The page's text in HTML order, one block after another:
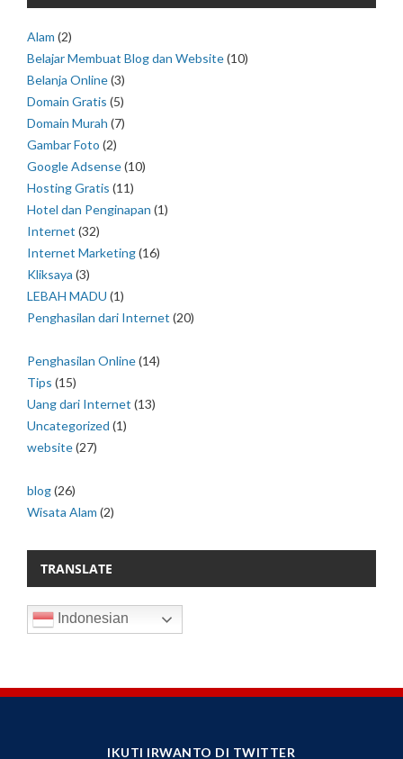
Alam (2)
Belajar Membuat Blog dan Website(10)
Belanja Online(3)
Domain Gratis (5)
Domain Murah (7)
Gambar Foto (2)
Google Adsense(10)
Hosting Gratis (11)
Hotel dan Penginapan (1)
Internet (32)
Internet Marketing(16)
Kliksaya (3)
LEBAH MADU (1)
Penghasilan dari Internet (20)
Penghasilan Online(14)
Tips (15)
Uang dari Internet (13)
Uncategorized (1)
website(27)
blog(26)
Wisata Alam (2)
TRANSLATE
Indonesian
IKUTI IRWANTO DI TWITTER